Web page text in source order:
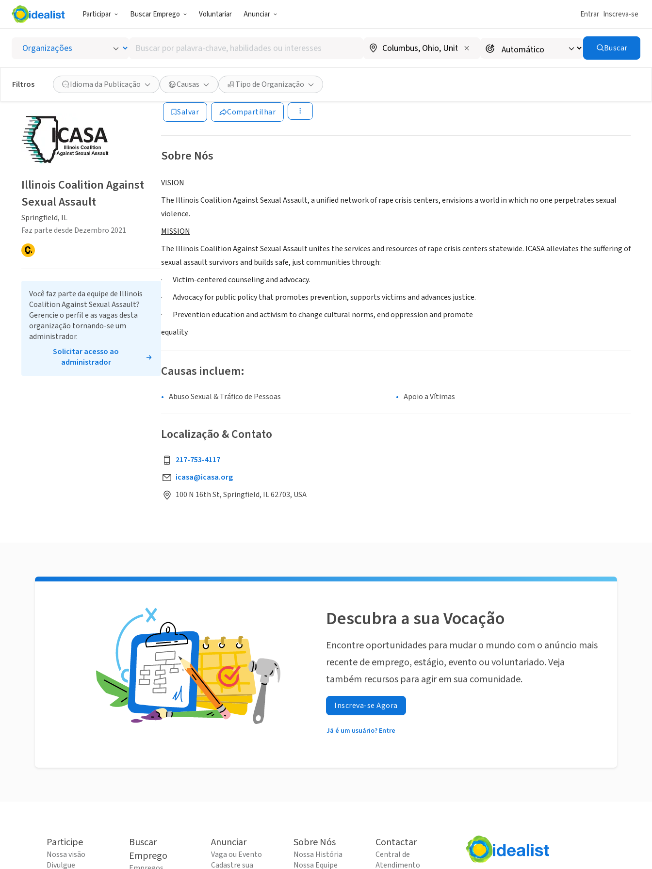
Participar Buscar Emprego Voluntariar Anunciar Entrar Inscreva-se
Buscar
por
palavra-
chave,
habilidades
ou
interesses
Buscar
Filtros Idioma da Publicação Causas Tipo de Organização
Illinois Coalition Against Sexual Assault
Springfield, IL| www.icasa.org
Salvar Compartilhar
Sobre Nós
VISION
The Illinois Coalition Against Sexual Assault, a unified network of rape crisis centers, envisions a world in which no one perpetrates sexual
violence.
MISSION
The Illinois Coalition Against Sexual Assault unites the services and resources of rape crisis centers statewide. ICASA alleviates the suffering of
sexual assault survivors and builds safe, just communities through:
· Victim-centered counseling and advocacy.
· Advocacy for public policy that promotes prevention, supports victims and advances justice.
· Prevention education and activism to change cultural norms, end oppression and promote
equality.
Causas incluem:
Abuso Sexual & Tráfico de Pessoas Apoio a Vítimas
Localização & Contato
217-753-4117
icasa@icasa.org
100 N 16th St, Springfield, IL 62703, USA
Illinois Coalition Against
Sexual Assault
Springfield, IL
Faz parte desde Dezembro 2021
Você faz parte da equipe de Illinois
Coalition Against Sexual Assault?
Gerencie o perfil e as vagas desta
organização tornando-se um
administrador.
Solicitar acesso ao
administrador
Descubra a sua Vocação
Encontre oportunidades para mudar o mundo com o anúncio mais
recente de emprego, estágio, evento ou voluntariado. Veja
também recursos para agir em sua comunidade.
Inscreva-se Agora
Já é um usuário? Entre
Participe
Nossa visão
Divulgue
Buscar
Emprego
Anunciar
Vaga ou Evento
Cadastre sua
Sobre Nós
Nossa História
Nossa Equipe
Contactar
Central de
Atendimento